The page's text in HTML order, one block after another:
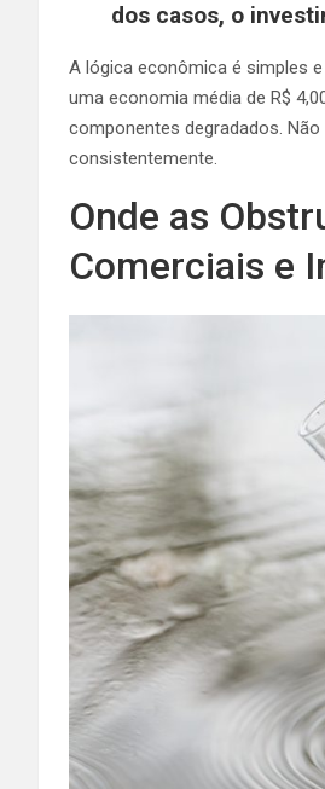
dos casos, o
A lógica econômica é simples
uma economia média de R$
componentes degradados.
consistentemente.
Onde as
Comerciais e